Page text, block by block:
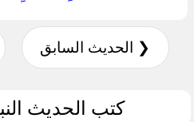
❮ الحديث السابق
كتب الحديث